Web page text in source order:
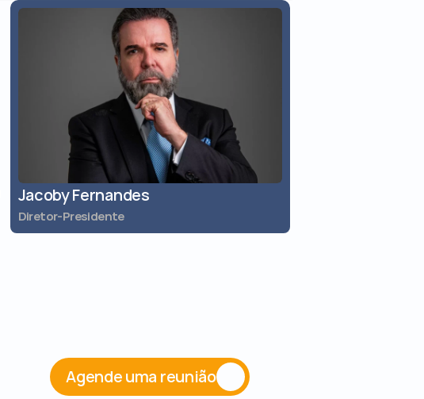
Jacoby Fernandes
Diretor-Presidente
Agende uma reunião